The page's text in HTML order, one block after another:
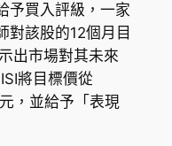
予買入評級，一家
對該股的12個月目
出市場對其未來
將目標價從
，並給予「表現